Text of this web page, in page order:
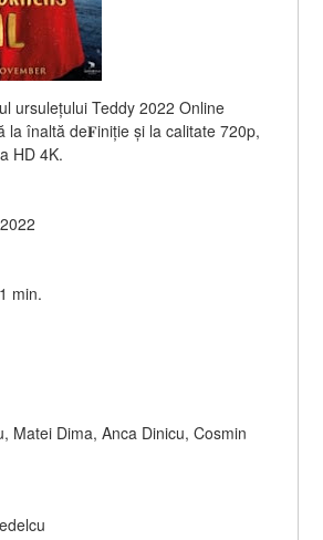
ursulețului Teddy 2022 Online
la înaltă de𝐅iniție și la calitate 720p,
HD 4K.
min.
Matei Dima, Anca Dinicu, Cosmin